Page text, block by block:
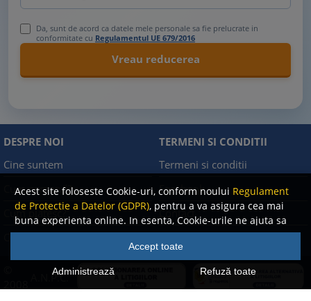
Acest site foloseste Cookie-uri, conform noului Regulament
de Protectie a Datelor (GDPR), pentru a va asigura cea mai
buna experienta online. In esenta, Cookie-urile ne ajuta sa
imbunatatim continutul de pe site, oferindu-va dvs.,
cititorul, o experienta online personalizata si mult mai
rapida. Ele sunt folosite doar de site-ul nostru si partenerii
nostri de incredere. Click
pentru detalii despre politica
de Cookie-uri.
Accept toate
Administrează Refuză toate
Da, sunt de acord ca datele mele personale sa fie prelucrate in
conformitate cu Regulamentul UE 679/2016
DESPRE NOI
Cine suntem
Cum comand?
Cum platesc?
TERMENI SI CONDITII
Termeni si conditii
Facebook
Contact
A.N.P.C.